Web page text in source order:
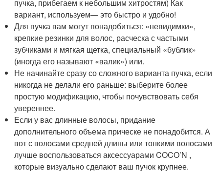
пучка, прибегаем к небольшим хитростям) Как
вариант, используем— это быстро и удобно!
Для пучка вам могут понадобиться: «невидимки»,
крепкие резинки для волос, расческа с частыми
зубчиками и мягкая щетка, специальный «бублик»
(иногда его называют «валик») или.
Не начинайте сразу со сложного варианта пучка, если
никогда не делали его раньше: выберите более
простую модификацию, чтобы почувствовать себя
увереннее.
Если у вас длинные волосы, придание
дополнительного объема прическе не понадобится. А
вот с волосами средней длины или тонкими волосами
лучше воспользоваться аксессуарами COCO’N ,
которые визуально сделают ваш пучок крупнее.